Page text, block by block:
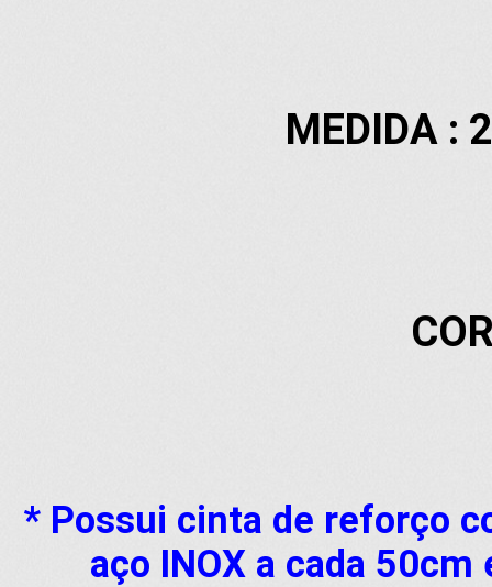
MEDIDA :
* Possui cinta de reforço
aço INOX a cada